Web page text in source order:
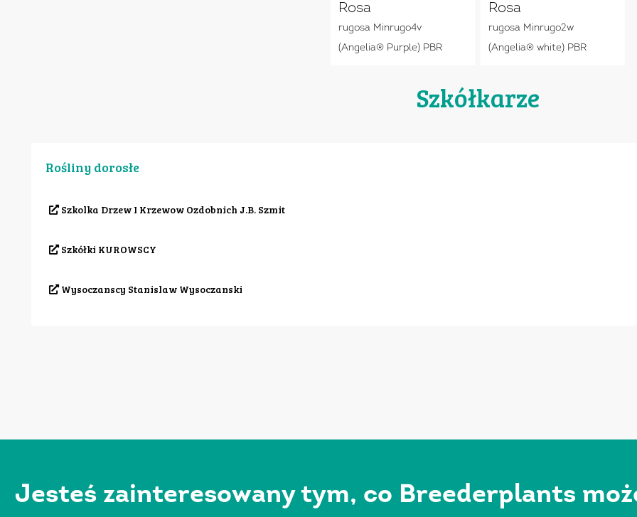
Rosa
rugosa Minrugo4v
(Angelia® Purple) PBR
Rosa
rugosa Minrugo2w
(Angelia® white) PBR
Szkółkarze
Rośliny dorosłe
Szkolka Drzew I Krzewow Ozdobnich J.B. Szmit
Szkółki KUROWSCY
Wysoczanscy Stanislaw Wysoczanski
Jesteś zainteresowany tym, co Breederplants